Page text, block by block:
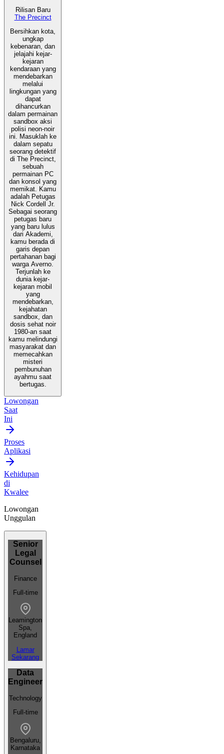
Rilisan Baru
The Precinct
Bersihkan kota,
ungkap
kebenaran, dan
jelajahi kejar-
kejaran
kendaraan yang
mendebarkan
melalui
lingkungan yang
dapat
dihancurkan
dalam permainan
sandbox aksi
polisi neon-noir
ini. Masuklah ke
dalam sepatu
seorang detektif
di The Precinct,
sebuah
permainan PC
dan konsol yang
memikat. Kamu
adalah Petugas
Nick Cordell Jr.
Sebagai seorang
petugas baru
yang baru lulus
dari Akademi,
kamu berada di
garis depan
pertahanan bagi
warga Averno.
Terjunlah ke
dunia kejar-
kejaran mobil
yang
mendebarkan,
kejahatan
sandbox, dan
dosis sehat noir
1980-an saat
kamu melindungi
masyarakat dan
memecahkan
misteri
pembunuhan
ayahmu saat
bertugas.
Lowongan
Saat
Ini
Proses
Aplikasi
Kehidupan
di
Kwalee
Lowongan
Unggulan
Senior
Legal
Counsel
Finance
Full-time
Leamington
Spa,
England
Lamar
Sekarang
Data
Engineer
Technology
Full-time
Bengaluru,
Karnataka